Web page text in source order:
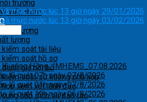
trường
viễn thám
lượng
lượng
kiểm soát tài liệu
kiểm soát hồ sơ
đánh giá nội bộ
kiểm soát sự không phù hợp
họp xem xét lãnh đạo
cung cấp dịch vụ đào tạo
mực nước lúc 13 giờ ngày 29/01/2026
mực nước lúc 13 giờ ngày 03/02/2026
lũ sông Hồng_IMHEMS_07.08.2026
lũ quét 07h ngày 07/8/2026
lũ quét 01h ngày 07/8/2026
lũ quét 19h ngày 06/8/2026